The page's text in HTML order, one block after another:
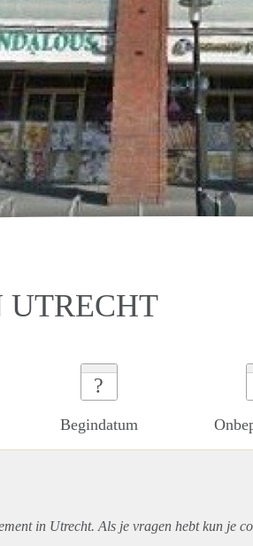
Appartement /
Alle
?
Begindatum
in Utrecht. Als je vragen hebt kun je